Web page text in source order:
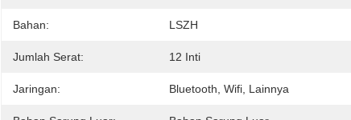
Bahan: LSZH
Jumlah Serat: 12 Inti
Jaringan: Bluetooth, Wifi, Lainnya